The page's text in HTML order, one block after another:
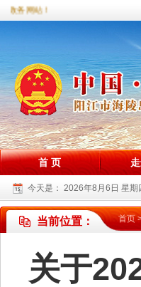
政务网站！
首 页
今天是： 2026年8月6日 星期
当前位置： 首页
关于